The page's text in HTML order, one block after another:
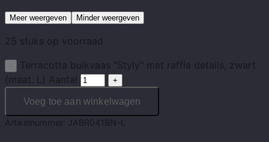
Meer weergeven Minder weergeven
25 stuks op voorraad
Terracotta buikvaas "Styly" met raffia details, zwart
(maat: L) Aantal
Voeg toe aan winkelwagen
Artikelnummer: JABR041BN-L